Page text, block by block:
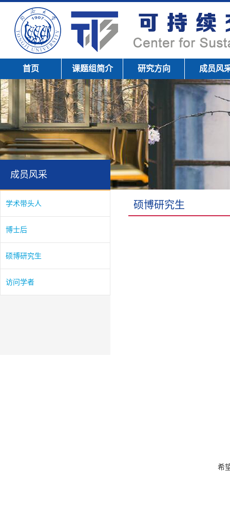
首页 课题组简介 研究方向 成员风
成员风采
学术带头人
博士后
硕博研究生
访问学者
硕博研究生
希